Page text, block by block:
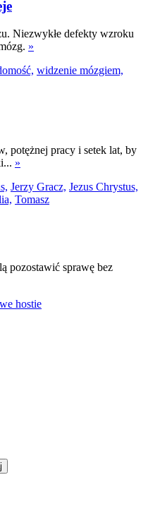
Niezwykłe defekty wzroku
»
widzenie mózgiem,
potężnej pracy i setek lat, by
»
Jerzy Gracz, Jezus Chrystus,
Tomasz
pozostawić sprawę bez
hostie